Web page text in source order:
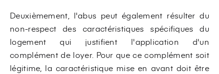
Deuxièmement, l'abus peut également résulter du
non-respect des caractéristiques spécifiques du
logement qui justifient l'application d'un
complément de loyer. Pour que ce complément soit
légitime, la caractéristique mise en avant doit être